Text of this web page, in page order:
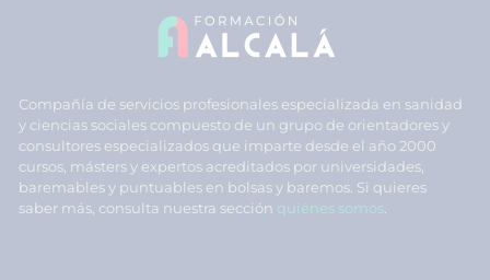
Compañía de servicios profesionales especializada en sanidad
y ciencias sociales compuesto de un grupo de orientadores y
consultores especializados que imparte desde el año 2000
cursos, másters y expertos acreditados por universidades,
baremables y puntuables en bolsas y baremos. Si quieres
saber más, consulta nuestra sección quiénes somos